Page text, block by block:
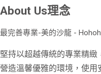
About Us理念
最完善專業-美的沙龍 -
堅持以超越傳統的專業精
營造溫馨優雅的環境，使